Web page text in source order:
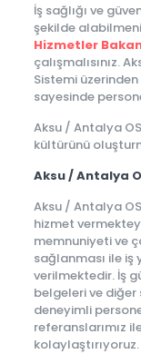
İş sağlığı ve
şekilde
Hizmetler
çalışmalısınız.
Sistemi
sayesinde
Aksu / Antalya
kültürünü
Aksu / Antalya
Aksu / Antalya
hizmet
memnuniyeti ve
sağlanması ile
verilmektedir. İş
belgeleri ve diğer
deneyimli
referanslarımız
kolaylaştırıyoruz.